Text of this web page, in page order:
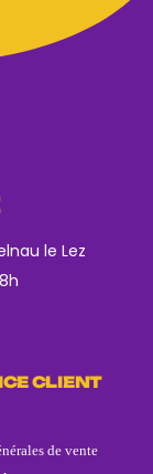
le Lez
CLIENT
de vente